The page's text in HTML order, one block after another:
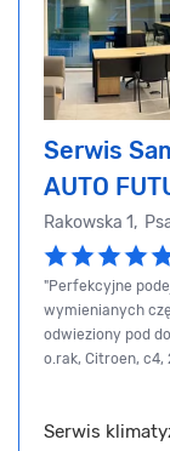
Serwis
AUTO
Rakowska 1,
"Perfekcyjne
wymienianych
odwieziony pod
o.rak, Citroen, c4,
Serwis